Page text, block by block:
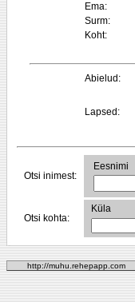
Ema:
Surm:
Koht:
Abielud:
Lapsed:
Otsi inimest:
Eesnimi
Otsi kohta:
Küla
http://muhu.rehepapp.com